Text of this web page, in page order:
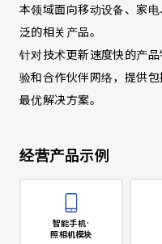
本领域面向移动设备、家
泛的相关产品。
针对技术更新速度快的产
验和合作伙伴网络，提供
最优解决方案。
经营产品示例
智能手机·
照相机模块